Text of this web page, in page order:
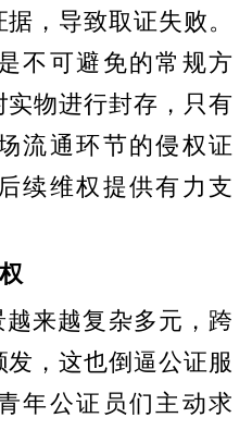
，导致取证失败。
不可避免的常规方
物进行封存，只有
流通环节的侵权证
续维权提供有力支
来越复杂多元，跨
，这也倒逼公证服
年公证员们主动求